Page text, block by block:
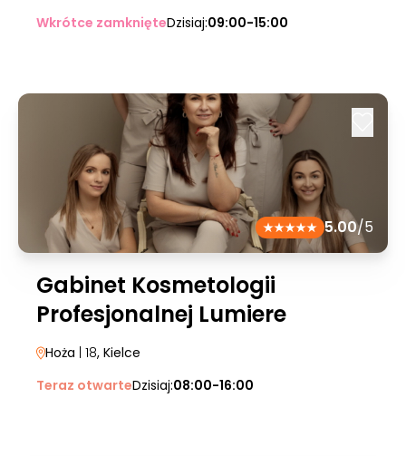
Wkrótce zamknięteDzisiaj:09:00-15:00
5.00/5
Gabinet Kosmetologii
Profesjonalnej Lumiere
Hoża | 18, Kielce
Teraz otwarteDzisiaj:08:00-16:00